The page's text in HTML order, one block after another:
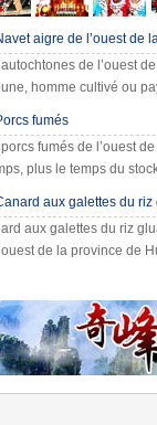
aigre de l’ouest de
autochtones de l’ouest
homme cultivé ou
fumés
porcs fumés de l’ouest
plus le temps du
aux galettes du riz
aux galettes du riz
de la province de